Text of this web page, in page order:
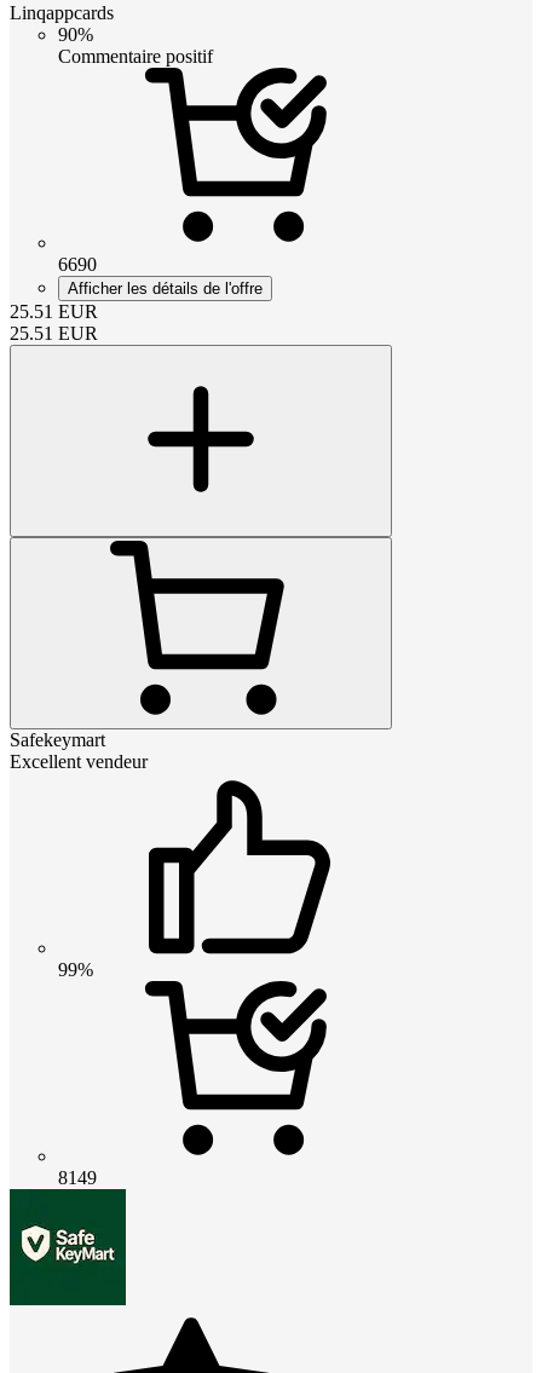
Linqappcards
90%
Commentaire positif
6690
Afficher les détails de l'offre
25.51 EUR
25.51 EUR
Safekeymart
Excellent vendeur
99%
8149